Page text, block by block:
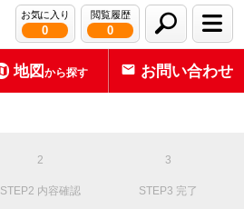
お気に入り
0
閲覧履歴
0
地図から探す お問い合わせ
STEP2 内容確認 STEP3 完了